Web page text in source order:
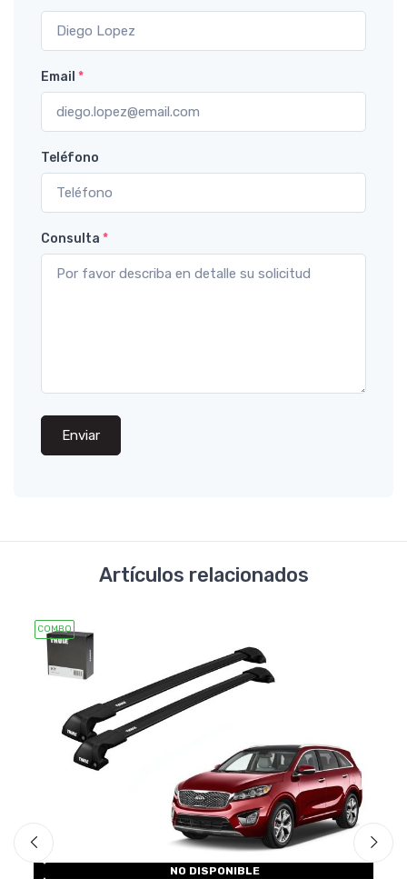
Email *
Teléfono
Consulta *
Enviar
Artículos relacionados
COMBO
NO DISPONIBLE